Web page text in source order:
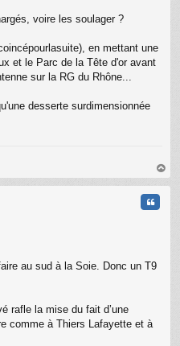
voire les soulager ?
en mettant une
et le Parc de la Tête d'or avant
sur la RG du Rhône...
desserte surdimensionnée
au
au sud à la Soie. Donc un T9
rafle la mise du fait d’une
comme à Thiers Lafayette et à